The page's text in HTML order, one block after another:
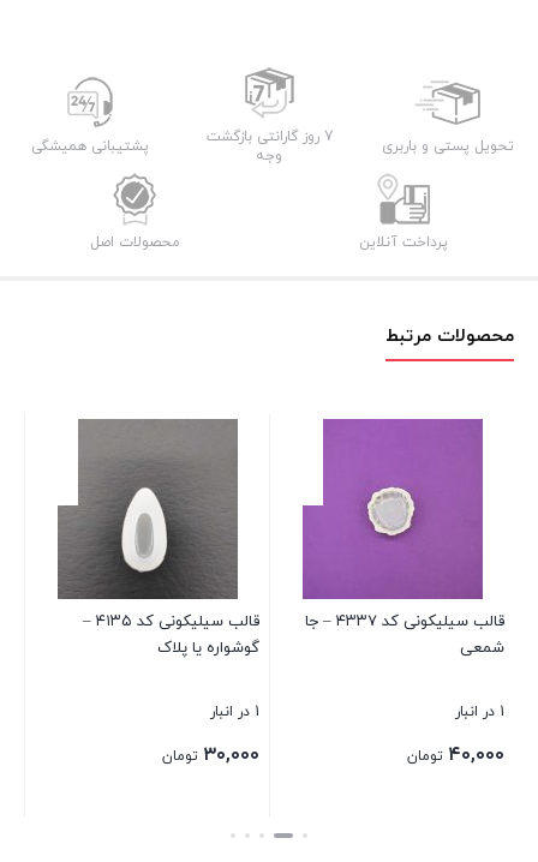
تحویل پستی و باربری
7 روز گارانتی بازگشت
وجه
پشتیبانی همیشگی
پرداخت آنلاین محصولات اصل
محصولات مرتبط
قالب سیلیکونی کد ۴۳۳۷ – جا
شمعی
1 در انبار
۴۰,۰۰۰ تومان
قالب سیلیکونی کد ۴۱۳۵ –
گوشواره یا پلاک
1 در انبار
۳۰,۰۰۰ تومان
بستن